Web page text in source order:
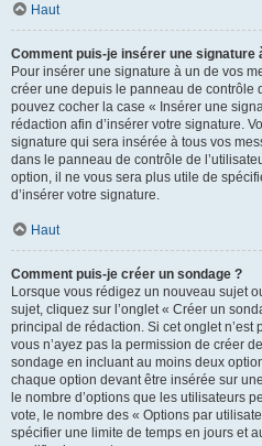
Haut
Comment puis-je insérer une signature
Pour insérer une signature à un de vos
créer une depuis le panneau de contrôle
pouvez cocher la case « Insérer une
rédaction afin d’insérer votre signature.
signature qui sera insérée à tous vos
dans le panneau de contrôle de
option, il ne vous sera plus utile de
d’insérer votre signature.
Haut
Comment puis-je créer un sondage ?
Lorsque vous rédigez un nouveau sujet
sujet, cliquez sur l’onglet « Créer un
principal de rédaction. Si cet onglet
vous n’ayez pas la permission de créer
sondage en incluant au moins deux
chaque option devant être insérée sur
le nombre d’options que les utilisateurs
vote, le nombre des « Options par
spécifier une limite de temps en jours et